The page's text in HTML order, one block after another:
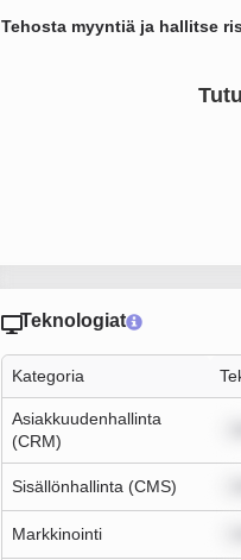
Tehosta myyntiä ja hallitse
Teknologiat
Kategoria
Asiakkuudenhallinta
(CRM)
Sisällönhallinta (CMS)
Markkinointi